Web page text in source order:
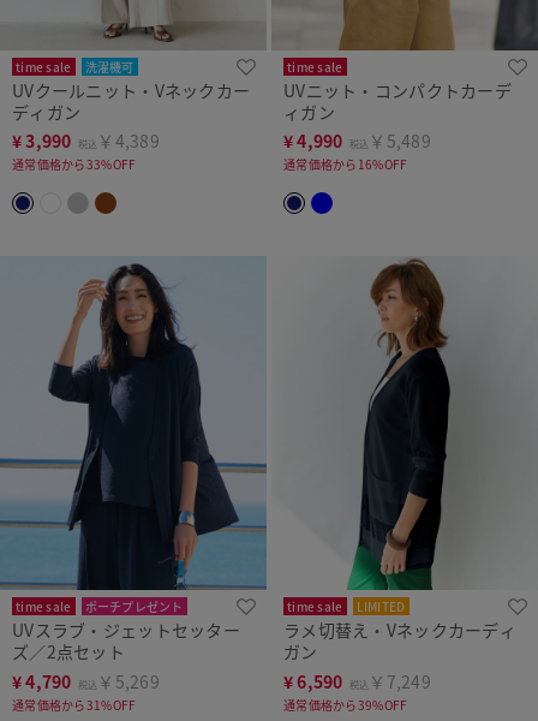
time sale 洗濯機可
UVクールニット・Vネックカー
ディガン
¥3,990 税込 ￥4,389
通常価格から33%OFF
time sale
UVニット・コンパクトカーデ
ィガン
¥4,990 税込 ￥5,489
通常価格から16%OFF
time sale
ポーチプレゼント
洗濯機可
UVスラブ・ジェットセッター
ズ／2点セット
¥4,790 税込 ￥5,269
通常価格から31%OFF
time sale LIMITED
ラメ切替え・Vネックカーディ
ガン
¥6,590 税込 ￥7,249
通常価格から39%OFF